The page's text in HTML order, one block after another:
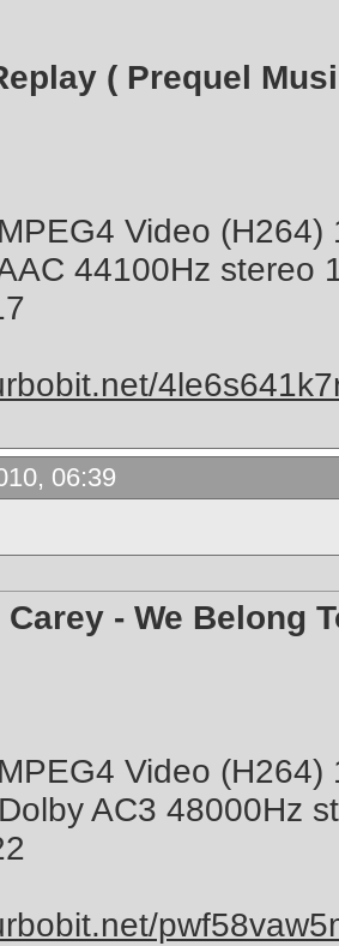
( Prequel
Video
44100Hz stereo
06:39
Carey - We Belong
Video
AC3 48000Hz